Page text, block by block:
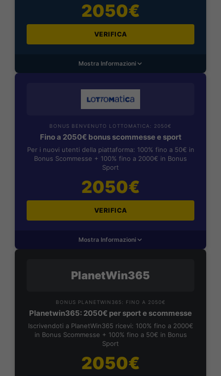
2050€
VERIFICA
Mostra Informazioni
BONUS BENVENUTO LOTTOMATICA: 2050€
Fino a 2050€ bonus scommesse e sport
Per i nuovi utenti della piattaforma: 100% fino a 50€ in
Bonus Scommesse + 100% fino a 2000€ in Bonus
Sport
2050€
VERIFICA
Mostra Informazioni
PlanetWin365
BONUS PLANETWIN365: FINO A 2050€
Planetwin365: 2050€ per sport e scommesse
Iscrivendoti a PlanetWin365 ricevi: 100% fino a 2000€
in Bonus Scommesse + 100% fino a 50€ in Bonus
Sport
2050€